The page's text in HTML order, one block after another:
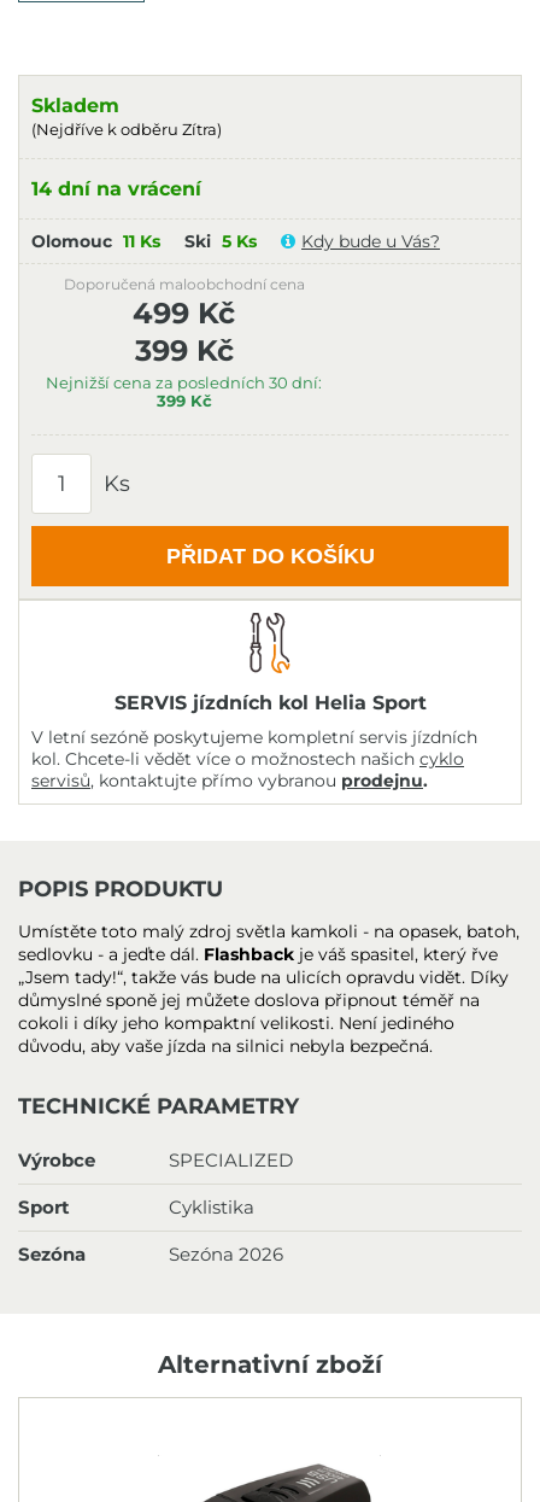
Skladem
(Nejdříve k odběru Zítra)
14 dní na vrácení
Olomouc 11 Ks Ski 5 Ks Kdy bude u Vás?
399 Kč
Nejnižší cena za posledních 30 dní:
399 Kč
Doporučená maloobchodní cena
499 Kč
Ks
PŘIDAT DO KOŠÍKU
SERVIS jízdních kol Helia Sport
V letní sezóně poskytujeme kompletní servis jízdních
kol. Chcete-li vědět více o možnostech našich cyklo
servisů, kontaktujte přímo vybranou prodejnu.
POPIS PRODUKTU
Umístěte toto malý zdroj světla kamkoli - na opasek, batoh,
sedlovku - a jeďte dál. Flashback je váš spasitel, který řve
„Jsem tady!“, takže vás bude na ulicích opravdu vidět. Díky
důmyslné sponě jej můžete doslova připnout téměř na
cokoli i díky jeho kompaktní velikosti. Není jediného
důvodu, aby vaše jízda na silnici nebyla bezpečná.
TECHNICKÉ PARAMETRY
Výrobce SPECIALIZED
Sport Cyklistika
Sezóna Sezóna 2026
Alternativní zboží